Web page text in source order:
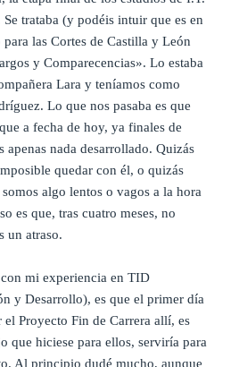
trataba (y podéis intuir que es en
las Cortes de Castilla y León
y Comparecencias». Lo estaba
Lara y teníamos como
Lo que nos pasaba es que
a fecha de hoy, ya finales de
apenas nada desarrollado. Quizás
quedar con él, o quizás
algo lentos o vagos a la hora
es que, tras cuatro meses, no
un atraso.
mi experiencia en TID
y Desarrollo), es que el primer día
Proyecto Fin de Carrera allí, es
que hiciese para ellos, serviría para
Al principio dudé mucho, aunque